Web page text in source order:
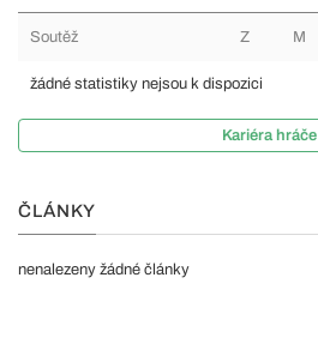
Soutěž Z M
žádné statistiky nejsou k dispozici
Kariéra hráče
ČLÁNKY
nenalezeny žádné články